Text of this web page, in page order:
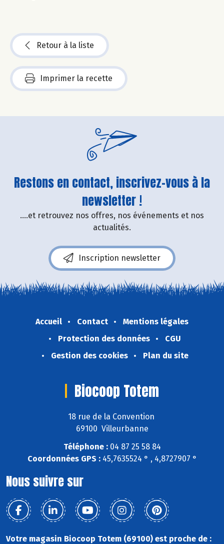
Retour à la liste
Imprimer la recette
Restons en contact, inscrivez-vous à la
newsletter !
....et retrouvez nos offres, nos événements et nos
actualités.
Inscription newsletter
Accueil Contact
Mentions légales
Protection des données
CGU
Gestion des cookies
Plan du site
Biocoop Totem
18 rue de la Convention
69100 Villeurbanne
Téléphone :04 87 25 58 84
Coordonnées GPS :45,7635524 ° , 4,8727907 °
Nous suivre sur
Votre magasin Biocoop Totem (69100) est proche de :